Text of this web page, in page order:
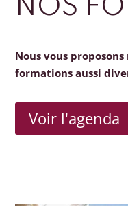
NOS
Nous vous
formations aussi
Voir l'agenda